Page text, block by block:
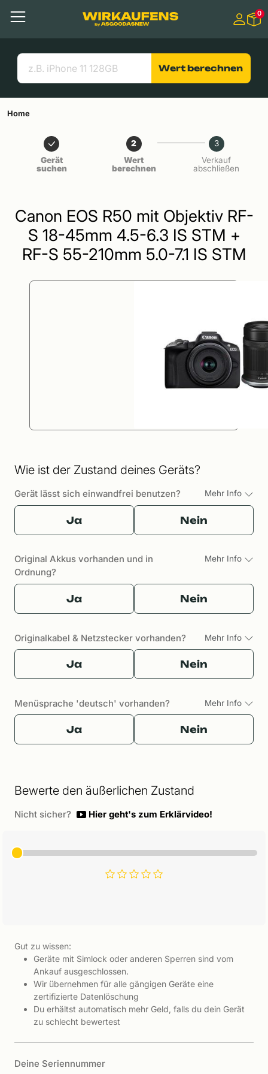
Menü
Suchen
Nützliche Links
0
Wert berechnen
Home
Gerät
suchen
2
Wert
berechnen
3
Verkauf
abschließen
Canon EOS R50 mit Objektiv RF-
S 18-45mm 4.5-6.3 IS STM +
RF-S 55-210mm 5.0-7.1 IS STM
Wie ist der Zustand deines Geräts?
Gerät lässt sich einwandfrei benutzen? Mehr Info
Ja Nein
Original Akkus vorhanden und in
Ordnung?
Mehr Info
Ja Nein
Originalkabel & Netzstecker vorhanden? Mehr Info
Ja Nein
Menüsprache 'deutsch' vorhanden? Mehr Info
Ja Nein
Bewerte den äußerlichen Zustand
Nicht sicher? Hier geht's zum Erklärvideo!
Gut zu wissen:
Geräte mit Simlock oder anderen Sperren sind vom
Ankauf ausgeschlossen.
Wir übernehmen für alle gängigen Geräte eine
zertifizierte Datenlöschung
Du erhältst automatisch mehr Geld, falls du dein Gerät
zu schlecht bewertest
Deine Seriennummer